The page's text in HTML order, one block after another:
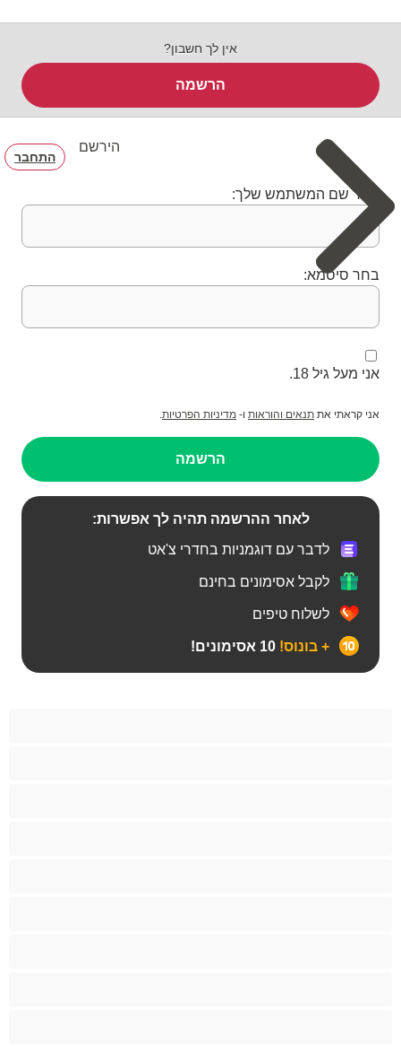
אין לך חשבון?
הרשמה
הירשם
התחבר
בחר שם המשתמש שלך:
בחר סיסמא:
אני מעל גיל 18.
אני קראתי את תנאים והוראות ו- מדיניות הפרטיות.
הרשמה
לאחר ההרשמה תהיה לך אפשרות:
לדבר עם דוגמניות בחדרי צ'אט
לקבל אסימונים בחינם
לשלוח טיפים
+ בונוס!